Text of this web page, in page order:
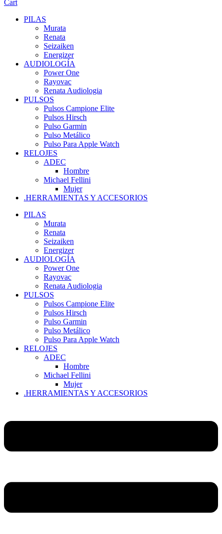
Cart
PILAS
Murata
Renata
Seizaiken
Energizer
AUDIOLOGÍA
Power One
Rayovac
Renata Audiologia
PULSOS
Pulsos Campione Elite
Pulsos Hirsch
Pulso Garmin
Pulso Metálico
Pulso Para Apple Watch
RELOJES
ADEC
Hombre
Michael Fellini
Mujer
.HERRAMIENTAS Y ACCESORIOS
PILAS
Murata
Renata
Seizaiken
Energizer
AUDIOLOGÍA
Power One
Rayovac
Renata Audiologia
PULSOS
Pulsos Campione Elite
Pulsos Hirsch
Pulso Garmin
Pulso Metálico
Pulso Para Apple Watch
RELOJES
ADEC
Hombre
Michael Fellini
Mujer
.HERRAMIENTAS Y ACCESORIOS